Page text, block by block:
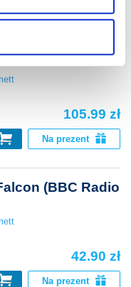
.
Na prezent
105.99 zł
Na prezent
(BBC Radio
42.90 zł
Na prezent